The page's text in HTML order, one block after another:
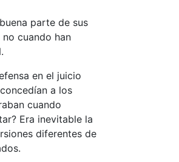
parte de sus
cuando han
en el juicio
a los
cuando
Era inevitable la
diferentes de